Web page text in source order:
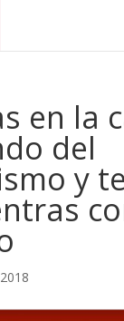
en la
del
y te